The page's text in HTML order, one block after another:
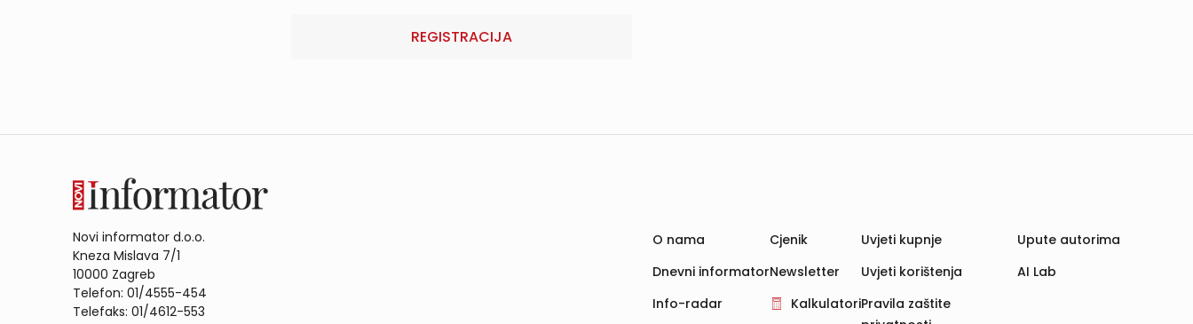
REGISTRACIJA
Novi informator d.o.o.
Kneza Mislava 7/1
10000 Zagreb
Telefon: 01/4555-454
Telefaks: 01/4612-553
O nama
Dnevni informator
Info-radar
Cjenik
Newsletter
Kalkulatori
Uvjeti kupnje
Uvjeti korištenja
Pravila zaštite
Upute autorima
AI Lab